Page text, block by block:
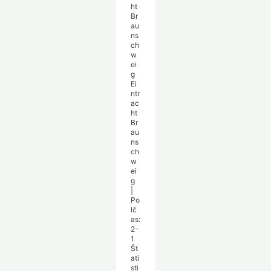
Ei
ntr
ac
ht
Br
au
ns
ch
w
ei
g
Po
lč
as:
2-
1
Št
ati
sti